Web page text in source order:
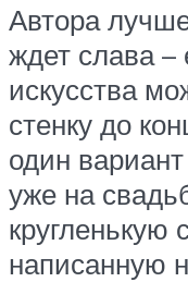
Автора
ждет слава –
искусства
стенку до
один
уже на
кругленькую
написанную